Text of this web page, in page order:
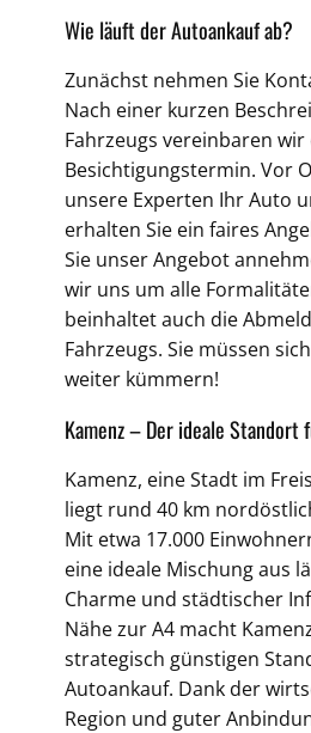
Wie läuft der Autoankauf ab?
Zunächst nehmen Sie
Nach einer kurzen
Fahrzeugs vereinbaren wir
Besichtigungstermin. Vor
unsere Experten Ihr Auto
erhalten Sie ein faires
Sie unser Angebot
wir uns um alle
beinhaltet auch die
Fahrzeugs. Sie müssen
weiter kümmern!
Kamenz – Der ideale
Kamenz, eine Stadt im
liegt rund 40 km
Mit etwa 17.000
eine ideale Mischung aus
Charme und städtischer
Nähe zur A4 macht
strategisch günstigen
Autoankauf. Dank der
Region und guter